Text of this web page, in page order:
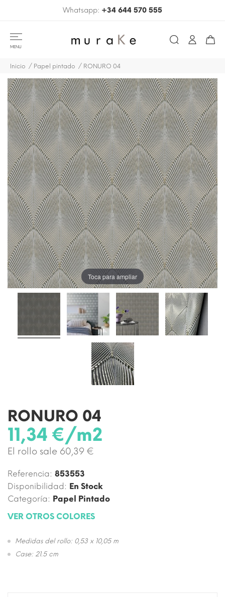
Whatsapp: +34 644 570 555
MENU
Inicio Papel pintado RONURO 04
Toca para ampliar
RONURO 04
11,34 €/m2
El rollo sale 60,39 €
Referencia: 853553
Disponibilidad: En Stock
Categoría: Papel Pintado
VER OTROS COLORES
Medidas del rollo: 0,53 x 10,05 m
Case: 21.5 cm